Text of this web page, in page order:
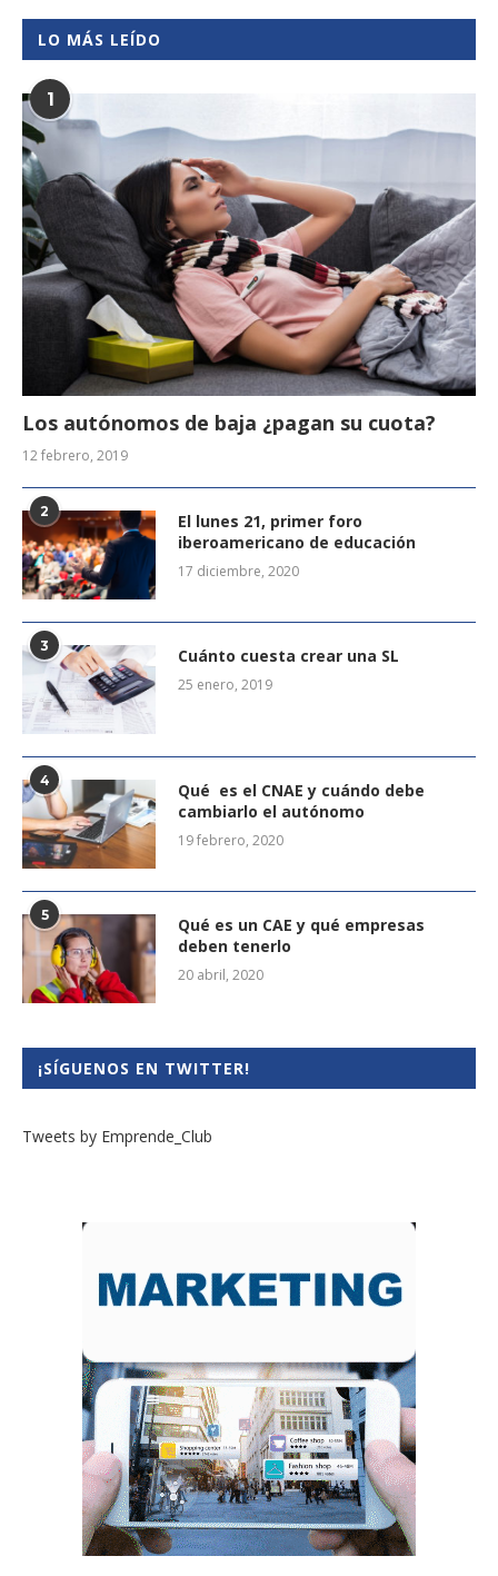
LO MÁS LEÍDO
1
Los autónomos de baja ¿pagan su cuota?
12 febrero, 2019
2
El lunes 21, primer foro
iberoamericano de educación
17 diciembre, 2020
3 Cuánto cuesta crear una SL
25 enero, 2019
4
Qué es el CNAE y cuándo debe
cambiarlo el autónomo
19 febrero, 2020
5
Qué es un CAE y qué empresas
deben tenerlo
20 abril, 2020
¡SÍGUENOS EN TWITTER!
Tweets by Emprende_Club